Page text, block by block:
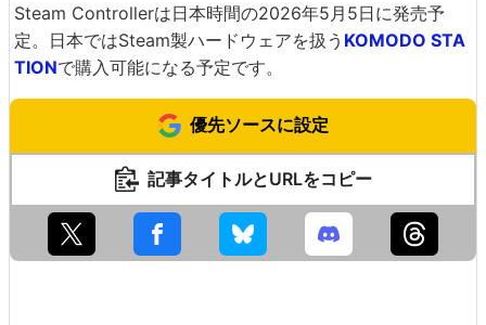
Steam Controllerは日本時間の2026年5月5日に発売予
定。日本ではSteam製ハードウェアを扱う KOMODO STA
TIONで購入可能になる予定です。
優先ソースに設定
記事タイトルとURLをコピー